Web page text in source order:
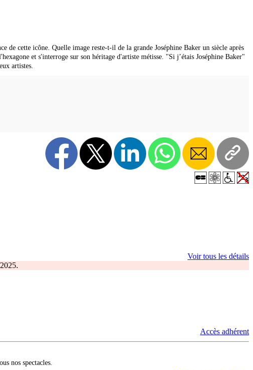
de cette icône. Quelle image reste-t-il de la grande Joséphine Baker un siècle après
et s'interroge sur son héritage d'artiste métisse. "Si j’étais Joséphine Baker"
artistes.
Voir tous les détails
Accès adhérent
nos spectacles.